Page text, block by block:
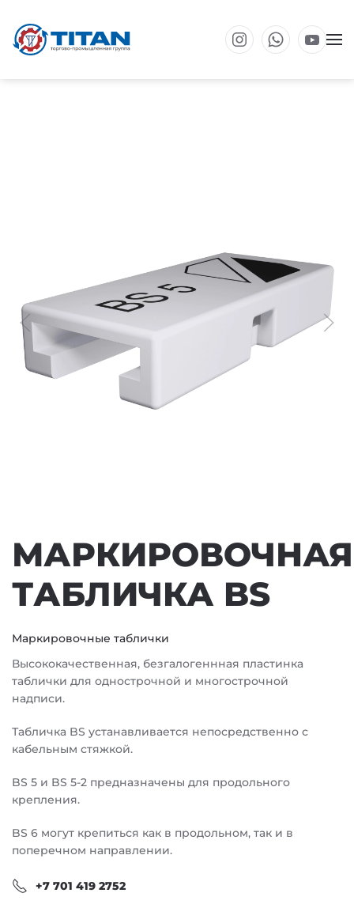
Перейти к основному содержанию
МАРКИРОВОЧНАЯ
ТАБЛИЧКА BS
Маркировочные таблички
Высококачественная, безгалогеннная пластинка
таблички для однострочной и многострочной
надписи.
Табличка BS устанавливается непосредственно с
кабельным стяжкой.
BS 5 и BS 5-2 предназначены для продольного
крепления.
BS 6 могут крепиться как в продольном, так и в
поперечном направлении.
+7 701 419 2752